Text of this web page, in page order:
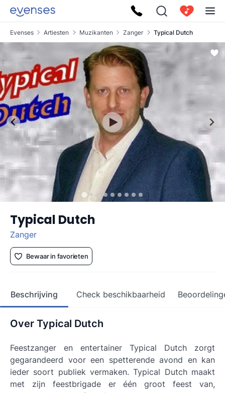
Evenses Artiesten Muzikanten Zanger Typical Dutch
Typical Dutch
Zanger
Bewaar in favorieten
Beschrijving Check beschikbaarheid
Over Typical Dutch
Feestzanger en entertainer Typical Dutch zorgt
gegarandeerd voor een spetterende avond en kan
ieder soort publiek vermaken. Typical Dutch maakt
met zijn feestbrigade er één groot feest van,